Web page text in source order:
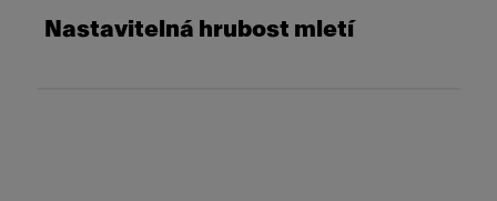
Nastavitelná hrubost mletí